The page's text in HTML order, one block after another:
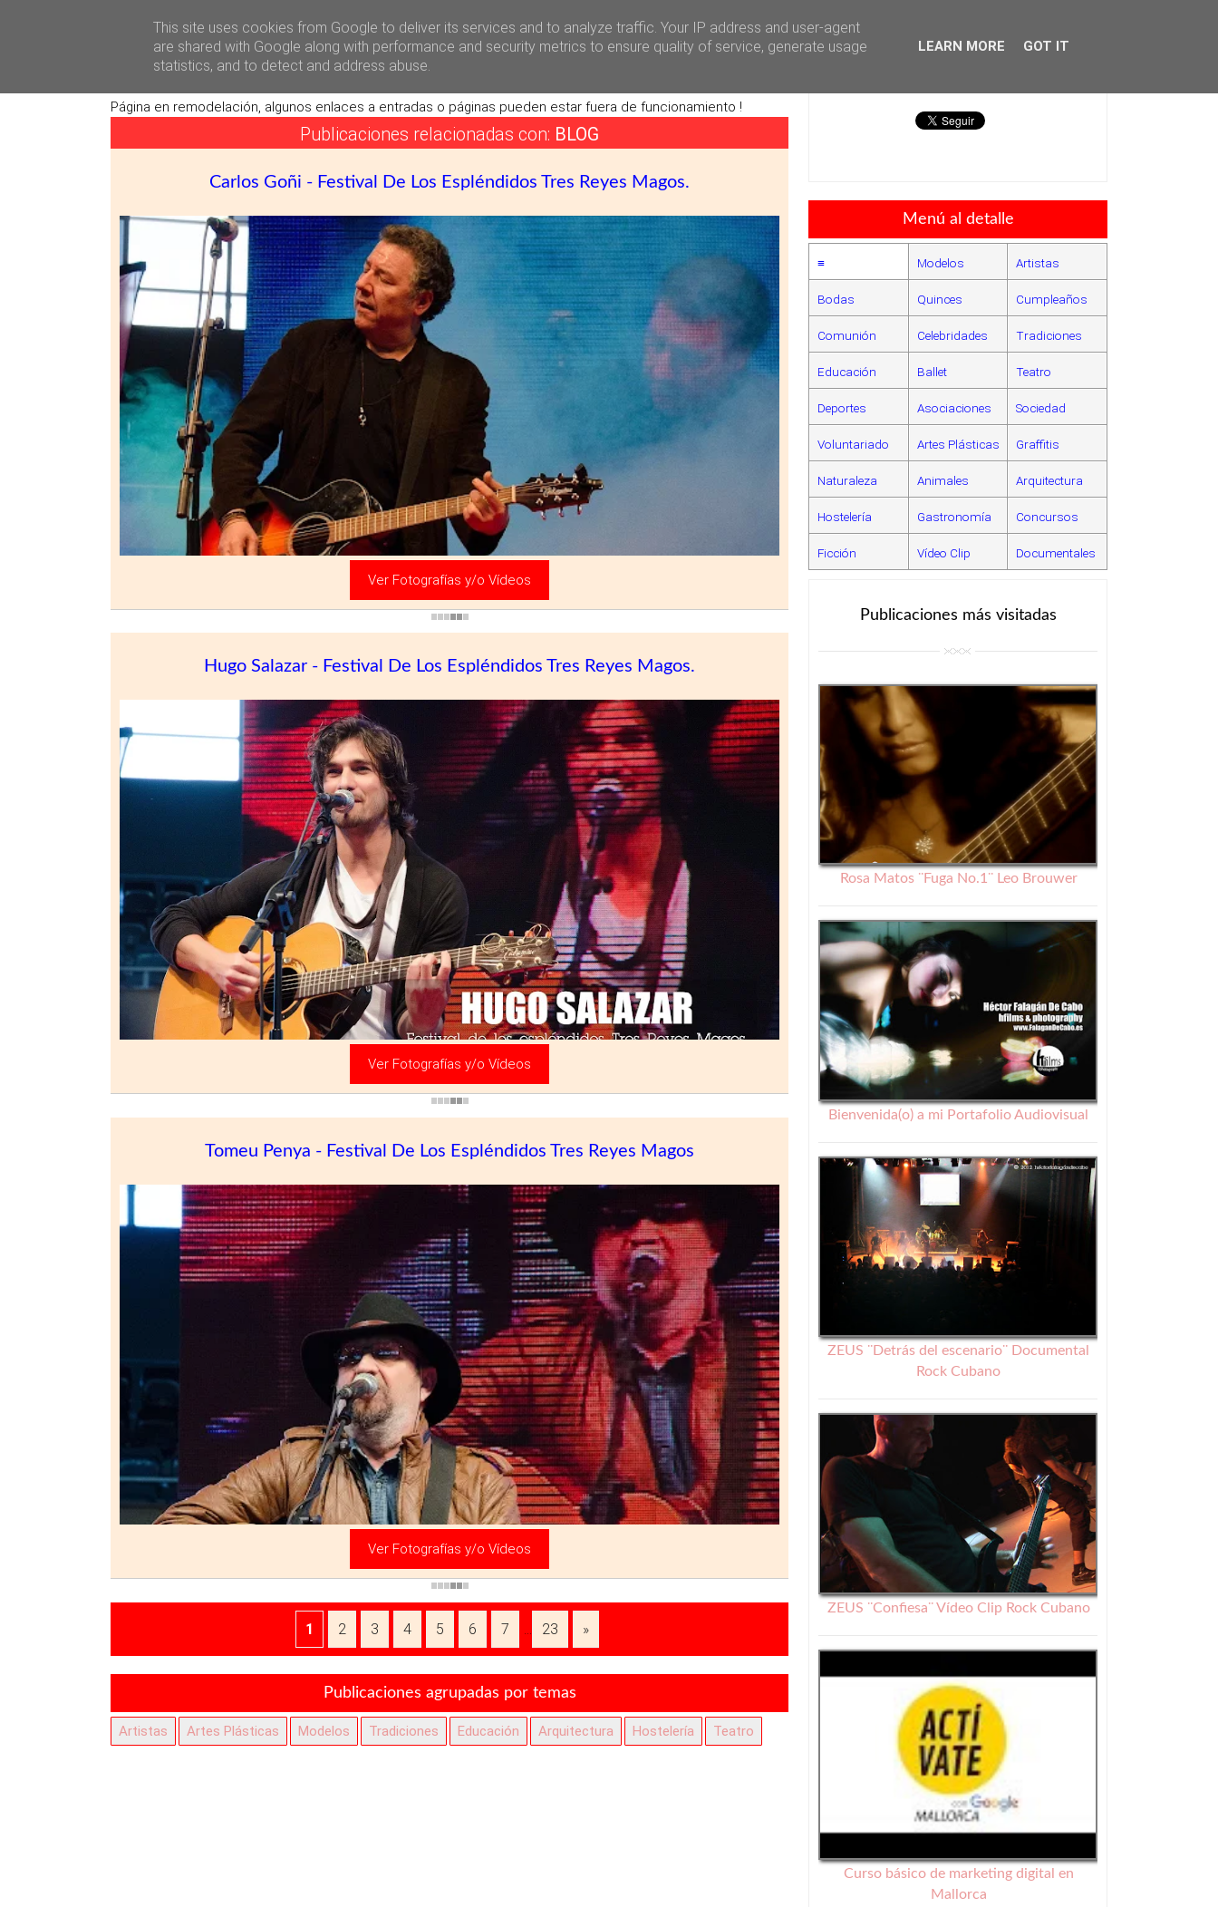
Héctor Falagán De Cabo Sobre Mi Redes Sociales Contacto
Página en remodelación
Página en remodelación, algunos enlaces a entradas o páginas pueden estar fuera de funcionamiento !
Publicaciones relacionadas con: BLOG
Carlos Goñi - Festival De Los Espléndidos Tres Reyes Magos.
Ver Fotografías y/o Vídeos
Hugo Salazar - Festival De Los Espléndidos Tres Reyes Magos.
Ver Fotografías y/o Vídeos
Tomeu Penya - Festival De Los Espléndidos Tres Reyes Magos
Ver Fotografías y/o Vídeos
1 2 3 4 5 6 7 23 »
Publicaciones agrupadas por temas
Artistas Artes Plásticas Modelos Tradiciones Educación Arquitectura Hostelería Teatro
Menú al detalle
≡ Modelos Artistas
Bodas Quinces Cumpleaños
Comunión Celebridades Tradiciones
Educación Ballet Teatro
Deportes Asociaciones Sociedad
Voluntariado Artes Plásticas Graffitis
Naturaleza Animales Arquitectura
Hostelería Gastronomía Concursos
Ficción Vídeo Clip Documentales
Publicaciones más visitadas
Rosa Matos ¨Fuga No.1¨ Leo Brouwer
Bienvenida(o) a mi Portafolio Audiovisual
ZEUS ¨Detrás del escenario¨ Documental
Rock Cubano
ZEUS ¨Confiesa¨ Vídeo Clip Rock Cubano
Curso básico de marketing digital en
Mallorca
This site uses cookies from Google to deliver its services and to analyze traffic. Your IP address and user-agent
are shared with Google along with performance and security metrics to ensure quality of service, generate usage
statistics, and to detect and address abuse.
LEARN MORE GOT IT